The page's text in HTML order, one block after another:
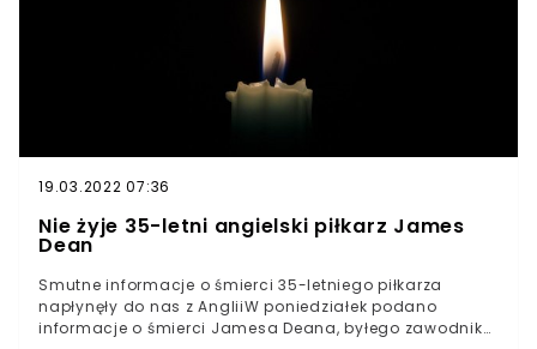
popularnych programów telewizyjnych. Mężczyzna w
sobotę miał brać udział w turnieju walk na gołe pięści
Krwawy Sport 3. Na kilka godzin przed wydarzeniem
zaginął. Niestety finał tej historii jest tragiczny.
19.03.2022 07:36
Nie żyje 35-letni angielski piłkarz James
Dean
Smutne informacje o śmierci 35-letniego piłkarza
napłynęły do nas z AngliiW poniedziałek podano
informacje o śmierci Jamesa Deana, byłego zawodnika